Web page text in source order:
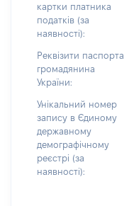
картки платника
податків (за
наявності):
Реквізити паспорта
громадянина
України:
Унікальний номер
запису в Єдиному
державному
демографічному
реєстрі (за
наявності):